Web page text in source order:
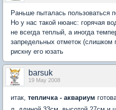
Раньше пыталась пользоваться
Но у нас такой нюанс: горячая
не всегда теплый, а иногда
запредельных отметок (слишком
рискну его юзать
barsuk
19 May 2008
итак, тепличка - аквариум